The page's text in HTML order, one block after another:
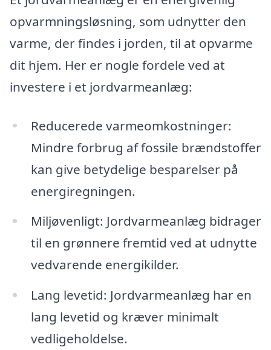
opvarmningsløsning, som udnytter den
varme, der findes i jorden, til at opvarme
dit hjem. Her er nogle fordele ved at
investere i et jordvarmeanlæg:
Reducerede varmeomkostninger:
Mindre forbrug af fossile brændstoffer
kan give betydelige besparelser på
energiregningen.
Miljøvenligt: Jordvarmeanlæg bidrager
til en grønnere fremtid ved at udnytte
vedvarende energikilder.
Lang levetid: Jordvarmeanlæg har en
lang levetid og kræver minimalt
vedligeholdelse.